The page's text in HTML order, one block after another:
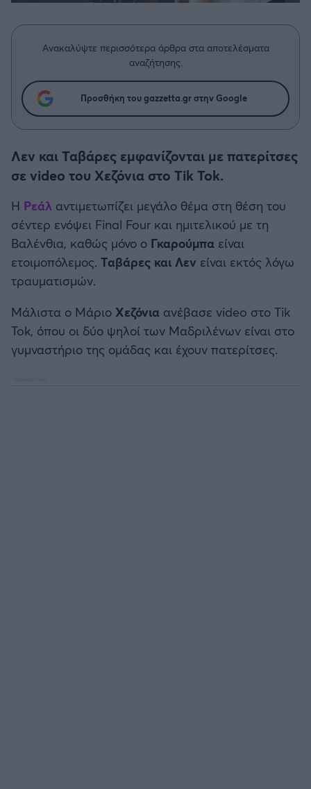
Δημήτρης Τσορμπατζόγλου
Λεβαδειακός
ΟΦΗ
Βόλος
Ατρόμητος Αθηνών
Κηφισιά
Αστέρας Τρίπολης
Παναιτωλικός
Καλαμάτα
Ηρακλής
Μεγάλη μου Αγάπη
Μια Ιστορία από την Πόλη
Ανακαλύψτε περισσότερα άρθρα στα αποτελέσματα
αναζήτησης.
Προσθήκη του gazzetta.gr στην Google
Λεν και Ταβάρες εμφανίζονται με πατερίτσες
σε video του Χεζόνια στο Tik Tok.
Η Ρεάλ αντιμετωπίζει μεγάλο θέμα στη θέση του
σέντερ ενόψει Final Four και ημιτελικού με τη
Βαλένθια, καθώς μόνο ο Γκαρούμπα είναι
ετοιμοπόλεμος. Ταβάρες και Λεν είναι εκτός λόγω
τραυματισμών.
Μάλιστα ο Μάριο Χεζόνια ανέβασε video στο Τik
Tok, όπου οι δύο ψηλοί των Μαδριλένων είναι στο
γυμναστήριο της ομάδας και έχουν πατερίτσες.